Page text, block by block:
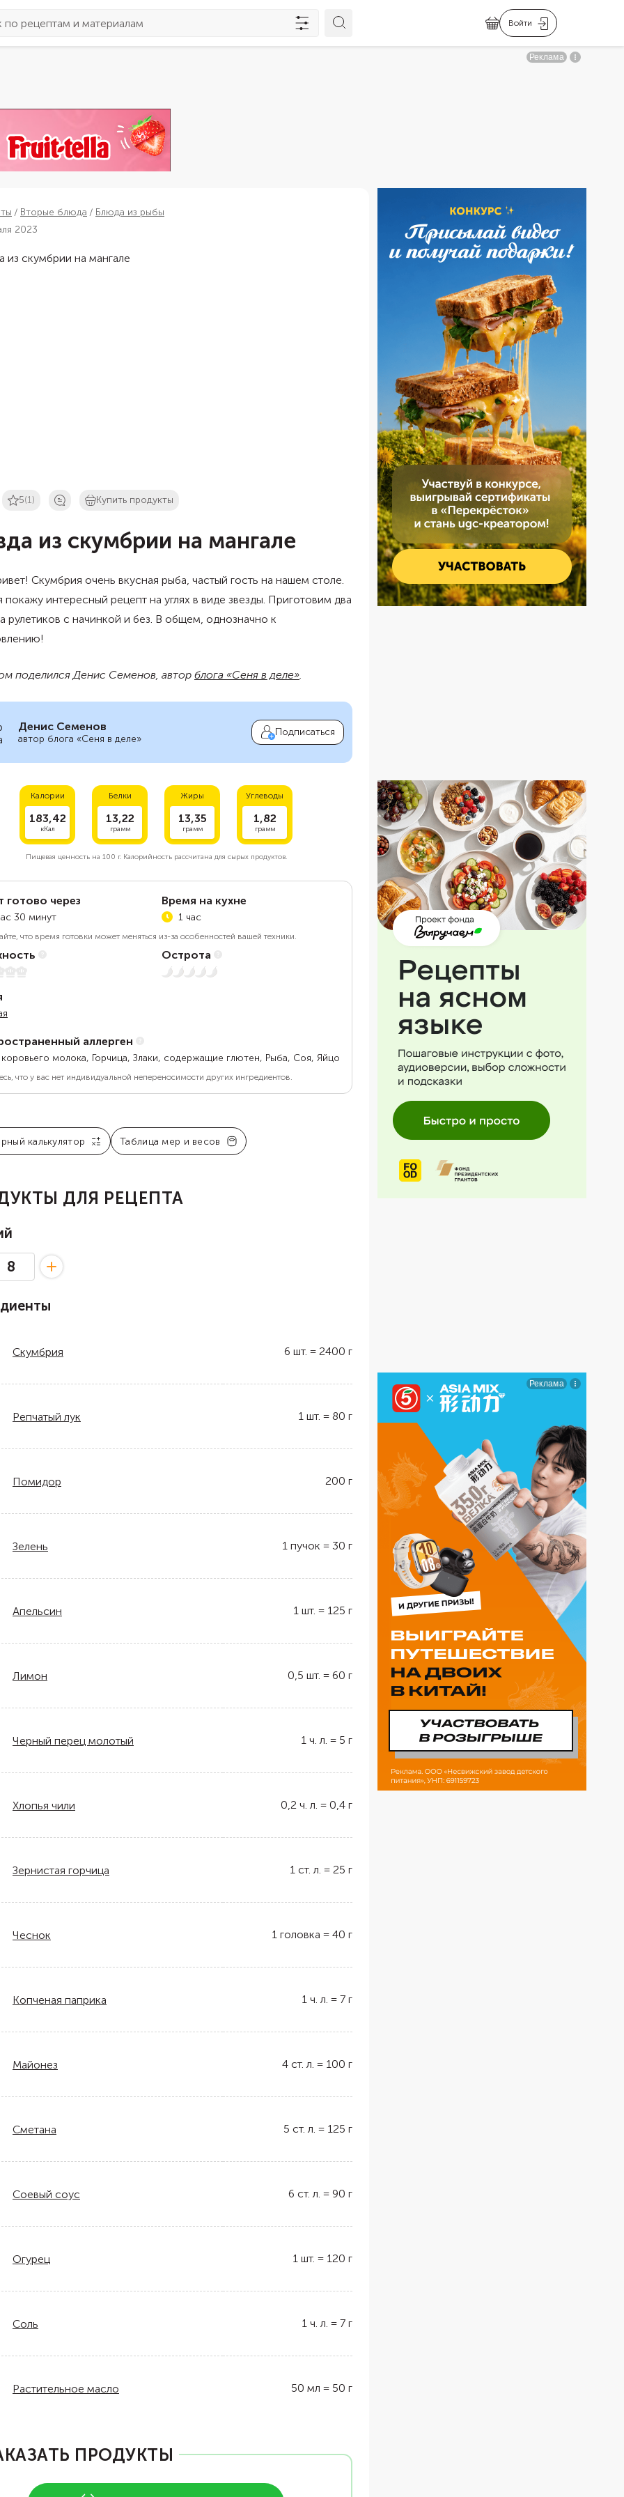
Войти
Вторые блюда
Блюда из рыбы
2023
5(1) Купить продукты
из скумбрии на мангале
Скумбрия очень вкусная рыба, частый гость на нашем столе.
покажу интересный рецепт на углях в виде звезды. Приготовим два
рулетиков с начинкой и без. В общем, однозначно к
поделился Денис Семенов, автор блога «Сеня в деле».
Денис Семенов
автор блога «Сеня в деле»
Подписаться
Калории
183,42
кКал
Белки
13,22
грамм
Жиры
13,35
грамм
Углеводы
1,82
грамм
Пищевая ценность на 100 г.Калорийность рассчитана для сырых продуктов.
готово через
30 минут
Время на кухне
1 час
что время готовки может меняться из-за особенностей вашей техники.
Острота
Нет остроты
аллерген
молока, Горчица, Злаки, содержащие глютен, Рыба, Соя, Яйцо
что у вас нет индивидуальной непереносимости других ингредиентов.
калькулятор Таблица мер и весов
ДЛЯ РЕЦЕПТА
Скумбрия 6 шт. = 2400 г
Репчатый лук 1 шт. = 80 г
Помидор 200 г
Зелень 1 пучок = 30 г
Апельсин 1 шт. = 125 г
Лимон 0,5 шт. = 60 г
Черный перец молотый 1 ч. л. = 5 г
Хлопья чили 0,2 ч. л. = 0,4 г
Зернистая горчица 1 ст. л. = 25 г
Чеснок 1 головка = 40 г
Копченая паприка 1 ч. л. = 7 г
Майонез 4 ст. л. = 100 г
Сметана 5 ст. л. = 125 г
Соевый соус 6 ст. л. = 90 г
Огурец 1 шт. = 120 г
Соль 1 ч. л. = 7 г
Растительное масло 50 мл = 50 г
ПРОДУКТЫ